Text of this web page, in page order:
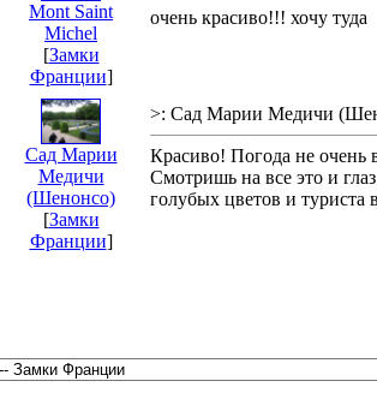
Mont Saint
Michel
[Замки
Франции]
очень красиво!!! хочу туда
Сад Марии
Медичи
(Шенонсо)
[Замки
Франции]
>: Сад Марии Медичи
Красиво! Погода не очень
Смотришь на все это и
голубых цветов и туриста